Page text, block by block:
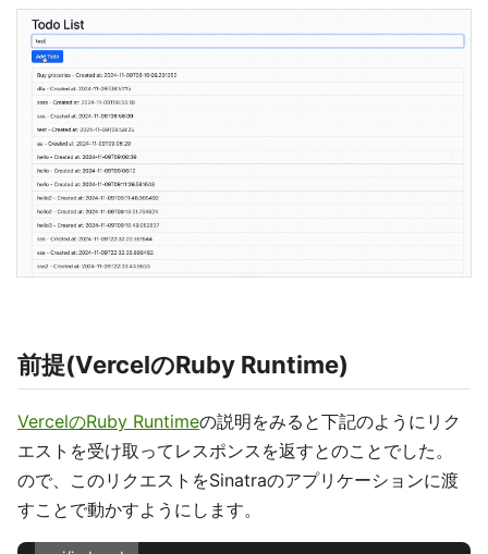
前提(VercelのRuby Runtime)
VercelのRuby Runtimeの説明をみると下記のようにリク
エストを受け取ってレスポンスを返すとのことでした。
ので、このリクエストをSinatraのアプリケーションに渡
すことで動かすようにします。